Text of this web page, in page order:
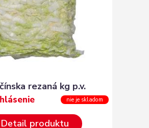
rezaná kg p.v.
nie je skladom
Detail produktu